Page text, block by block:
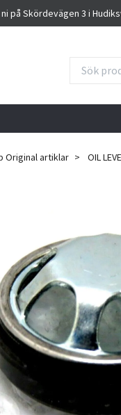
på Skördevägen 3 i
Original artiklar OIL